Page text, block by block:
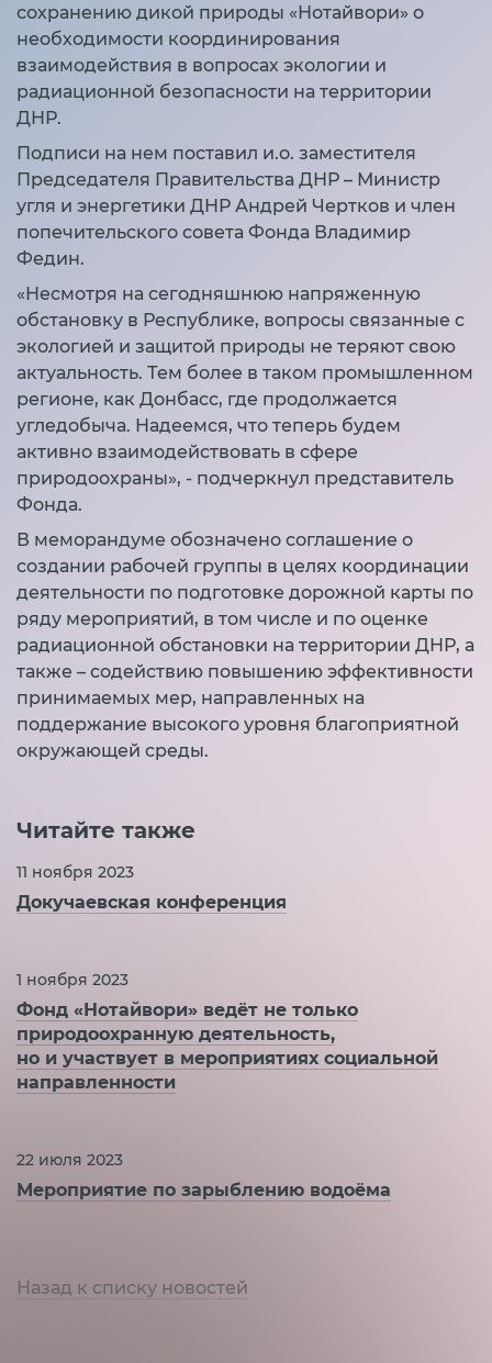
сохранению дикой природы «Нотайвори» о
необходимости координирования
взаимодействия в вопросах экологии и
радиационной безопасности на территории
ДНР.
Подписи на нем поставил и.о. заместителя
Председателя Правительства ДНР – Министр
угля и энергетики ДНР Андрей Чертков и член
попечительского совета Фонда Владимир
Федин.
«Несмотря на сегодняшнюю напряженную
обстановку в Республике, вопросы связанные с
экологией и защитой природы не теряют свою
актуальность. Тем более в таком промышленном
регионе, как Донбасс, где продолжается
угледобыча. Надеемся, что теперь будем
активно взаимодействовать в сфере
природоохраны», - подчеркнул представитель
Фонда.
В меморандуме обозначено соглашение о
создании рабочей группы в целях координации
деятельности по подготовке дорожной карты по
ряду мероприятий, в том числе и по оценке
радиационной обстановки на территории ДНР, а
также – содействию повышению эффективности
принимаемых мер, направленных на
поддержание высокого уровня благоприятной
окружающей среды.
Читайте также
11 ноября 2023
Докучаевская конференция
1 ноября 2023
Фонд «Нотайвори» ведёт не только
природоохранную деятельность,
но и участвует в мероприятиях социальной
направленности
22 июля 2023
Мероприятие по зарыблению водоёма
Назад к списку новостей